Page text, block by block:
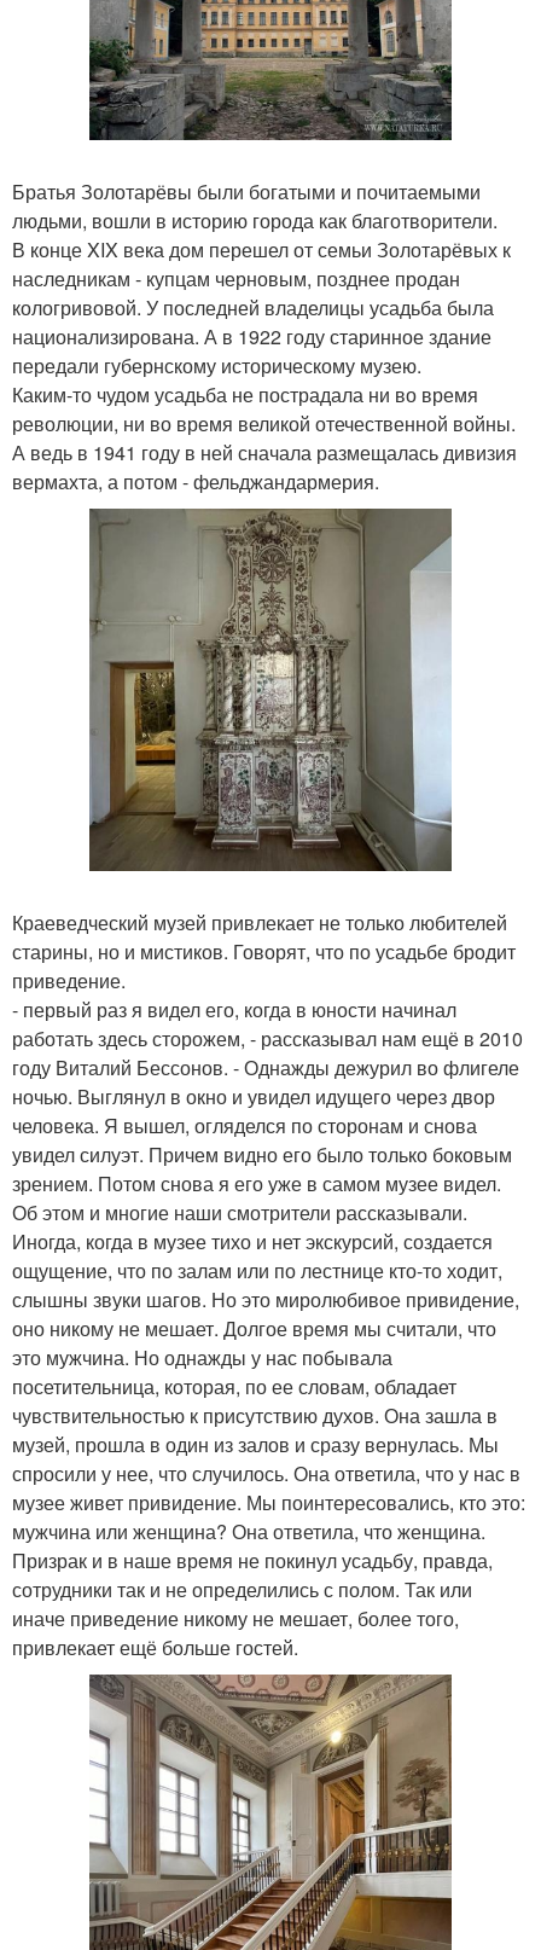
Братья Золотарёвы были богатыми и почитаемыми
людьми, вошли в историю города как благотворители.
В конце XIX века дом перешел от семьи Золотарёвых к
наследникам - купцам черновым, позднее продан
кологривовой. У последней владелицы усадьба была
национализирована. А в 1922 году старинное здание
передали губернскому историческому музею.
Каким-то чудом усадьба не пострадала ни во время
революции, ни во время великой отечественной войны.
А ведь в 1941 году в ней сначала размещалась дивизия
вермахта, а потом - фельджандармерия.
Краеведческий музей привлекает не только любителей
старины, но и мистиков. Говорят, что по усадьбе бродит
приведение.
- первый раз я видел его, когда в юности начинал
работать здесь сторожем, - рассказывал нам ещё в 2010
году Виталий Бессонов. - Однажды дежурил во флигеле
ночью. Выглянул в окно и увидел идущего через двор
человека. Я вышел, огляделся по сторонам и снова
увидел силуэт. Причем видно его было только боковым
зрением. Потом снова я его уже в самом музее видел.
Об этом и многие наши смотрители рассказывали.
Иногда, когда в музее тихо и нет экскурсий, создается
ощущение, что по залам или по лестнице кто-то ходит,
слышны звуки шагов. Но это миролюбивое привидение,
оно никому не мешает. Долгое время мы считали, что
это мужчина. Но однажды у нас побывала
посетительница, которая, по ее словам, обладает
чувствительностью к присутствию духов. Она зашла в
музей, прошла в один из залов и сразу вернулась. Мы
спросили у нее, что случилось. Она ответила, что у нас в
музее живет привидение. Мы поинтересовались, кто это:
мужчина или женщина? Она ответила, что женщина.
Призрак и в наше время не покинул усадьбу, правда,
сотрудники так и не определились с полом. Так или
иначе приведение никому не мешает, более того,
привлекает ещё больше гостей.